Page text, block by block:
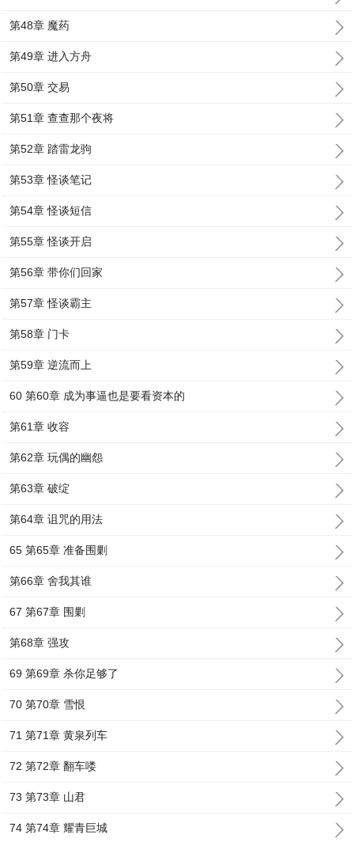
第48章 魔药
第49章 进入方舟
第50章 交易
第51章 查查那个夜将
第52章 踏雷龙驹
第53章 怪谈笔记
第54章 怪谈短信
第55章 怪谈开启
第56章 带你们回家
第57章 怪谈霸主
第58章 门卡
第59章 逆流而上
60 第60章 成为事逼也是要看资本的
第61章 收容
第62章 玩偶的幽怨
第63章 破绽
第64章 诅咒的用法
65 第65章 准备围剿
第66章 舍我其谁
67 第67章 围剿
第68章 强攻
69 第69章 杀你足够了
70 第70章 雪恨
71 第71章 黄泉列车
72 第72章 翻车喽
73 第73章 山君
74 第74章 耀青巨城